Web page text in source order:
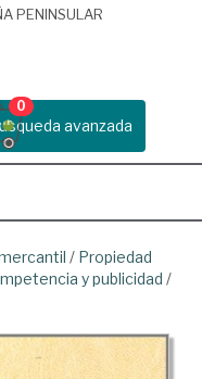
PENINSULAR
avanzada
0
/ Propiedad
y publicidad /